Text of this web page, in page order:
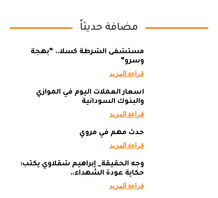
مضافة حديثاً
مستشفى الشرطة كسلا.. “بهجة
وسرو”
قراءة المزيد
أسعار العملات اليوم في الموازي
والبنوك السودانية
قراءة المزيد
حدث مهم في مروي
قراءة المزيد
وجه الحقيقة_ إبراهيم شقلاوي يكتب:
حكاية عودة الشهداء..
قراءة المزيد